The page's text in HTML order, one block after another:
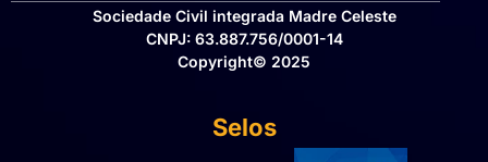
Sociedade Civil integrada Madre Celeste
CNPJ: 63.887.756/0001-14
Copyright© 2025
Selos